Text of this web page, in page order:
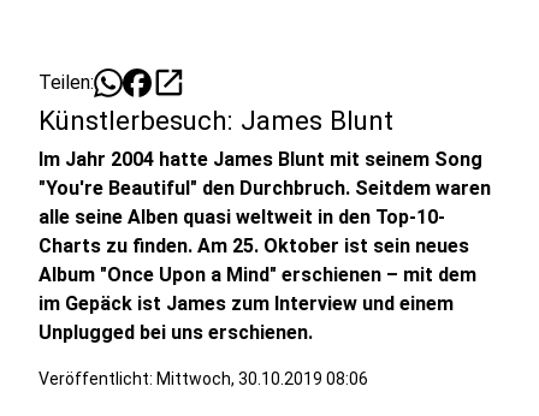
Teilen: open_in_new
Künstlerbesuch: James Blunt
Im Jahr 2004 hatte James Blunt mit seinem Song
"You're Beautiful" den Durchbruch. Seitdem waren
alle seine Alben quasi weltweit in den Top-10-
Charts zu finden. Am 25. Oktober ist sein neues
Album "Once Upon a Mind" erschienen – mit dem
im Gepäck ist James zum Interview und einem
Unplugged bei uns erschienen.
Veröffentlicht: Mittwoch, 30.10.2019 08:06